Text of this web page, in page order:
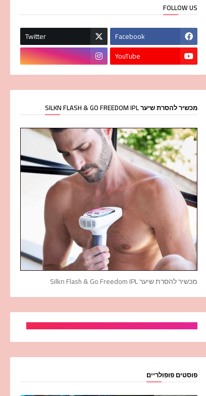
FOLLOW US
Facebook
Twitter
YouTube
מכשיר להסרת שיער SILKN FLASH & GO FREEDOM IPL
מכשיר להסרת שיער Silkn Flash & Go Freedom IPL
פוסטים פופולריים